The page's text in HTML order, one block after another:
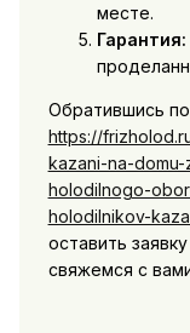
месте.
Гарантия:
Обратившись
https://
kazani-na-
holodilnogo-
holodilnikov-
оставить
свяжемся с